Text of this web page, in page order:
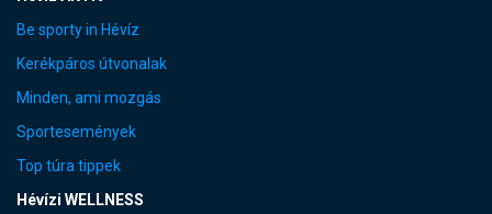
Be sporty in Hévíz
Kerékpáros útvonalak
Minden, ami mozgás
Sportesemények
Top túra tippek
Hévízi WELLNESS